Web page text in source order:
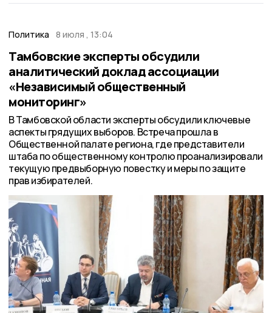
Политика 8 июля , 13:04
Тамбовские эксперты обсудили
аналитический доклад ассоциации
«Независимый общественный
мониторинг»
В Тамбовской области эксперты обсудили ключевые
аспекты грядущих выборов. Встреча прошла в
Общественной палате региона, где представители
штаба по общественному контролю проанализировали
текущую предвыборную повестку и меры по защите
прав избирателей.